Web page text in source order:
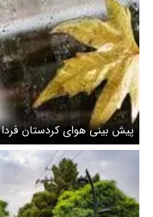
محسوس دمای شبانه